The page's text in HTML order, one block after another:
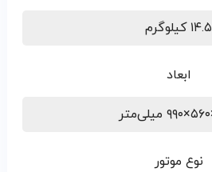
۱۴.۵ کیلوگرم
ابعاد
نوع موتور